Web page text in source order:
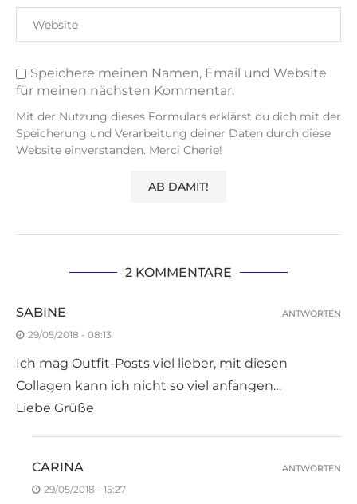
Speichere meinen Namen, Email und Website
für meinen nächsten Kommentar.
Mit der Nutzung dieses Formulars erklärst du dich mit der
Speicherung und Verarbeitung deiner Daten durch diese
Website einverstanden. Merci Cherie!
2 KOMMENTARE
SABINE
29/05/2018 - 08:13
Ich mag Outfit-Posts viel lieber, mit diesen
Collagen kann ich nicht so viel anfangen…
Liebe Grüße
ANTWORTEN
CARINA
29/05/2018 - 15:27
ANTWORTEN